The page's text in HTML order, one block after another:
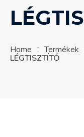
Home Termékek
LÉGTISZTÍTÓ